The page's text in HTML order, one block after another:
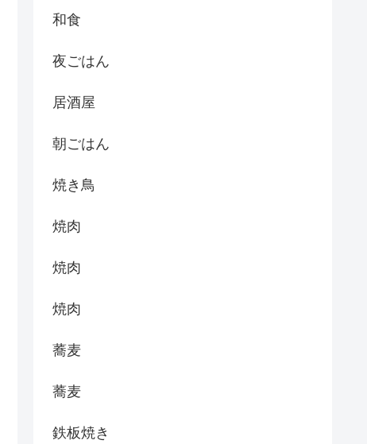
和食
夜ごはん
居酒屋
朝ごはん
焼き鳥
焼肉
焼肉
焼肉
蕎麦
蕎麦
鉄板焼き